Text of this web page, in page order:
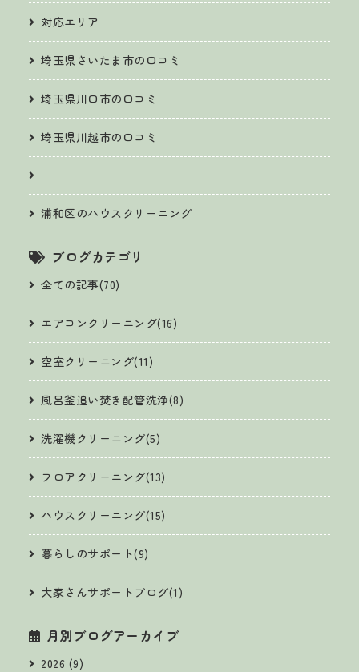
対応エリア
埼玉県さいたま市の口コミ
埼玉県川口市の口コミ
埼玉県川越市の口コミ
浦和区のハウスクリーニング
ブログカテゴリ
全ての記事(70)
エアコンクリーニング(16)
空室クリーニング(11)
風呂釜追い焚き配管洗浄(8)
洗濯機クリーニング(5)
フロアクリーニング(13)
ハウスクリーニング(15)
暮らしのサポート(9)
大家さんサポートブログ(1)
月別ブログアーカイブ
2026 (9)